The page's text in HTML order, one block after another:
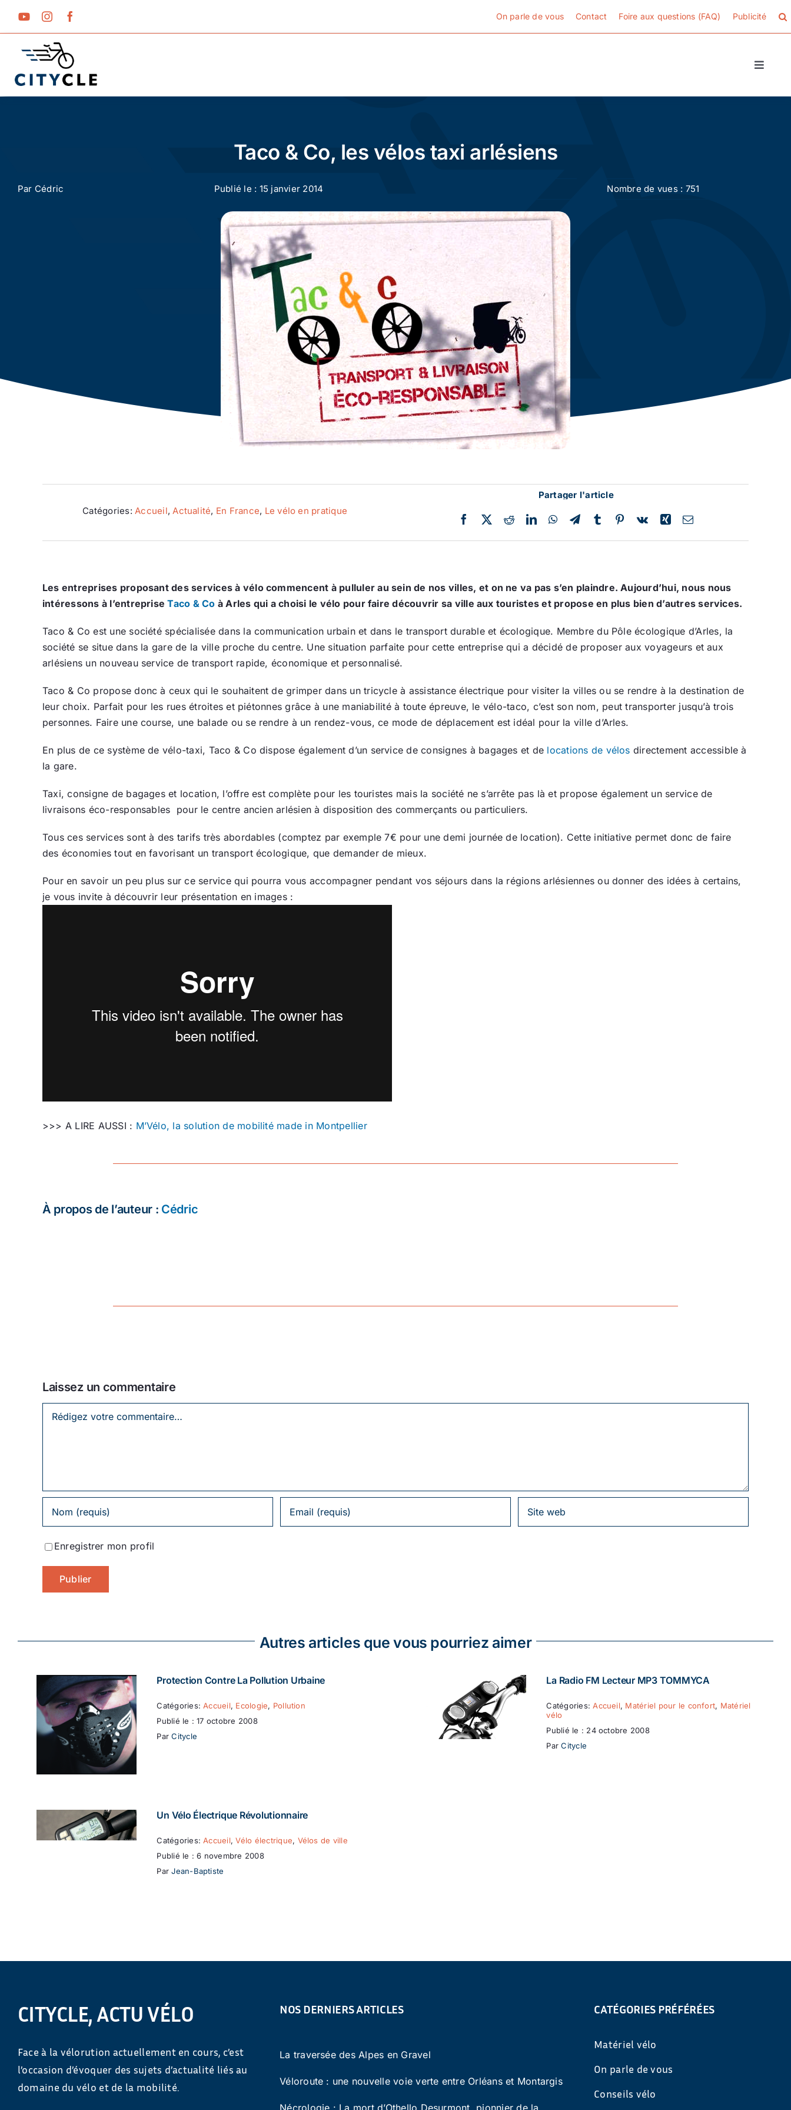
On parle de vous Contact Foire aux questions (FAQ) Publicité
Toggle
Cyclotourisme
Conseils
Actualité
Ecologie
Taco & Co, les vélos taxi arlésiens
Par Cédric Publié le : 15 janvier 2014 Nombre de vues : 751
Catégories: Accueil, Actualité, En France, Le vélo en pratique
Partager l'article
Les entreprises proposant des services à vélo commencent à pulluler au sein de nos villes, et on ne va pas s’en plaindre. Aujourd’hui, nous nous
intéressons à l’entrepriseTaco & Co à Arles qui a choisi le vélo pour faire découvrir sa ville aux touristes et propose en plus bien d’autres services.
Taco & Co est une société spécialisée dans la communication urbain et dans le transport durable et écologique. Membre du Pôle écologique d’Arles, la
société se situe dans la gare de la ville proche du centre. Une situation parfaite pour cette entreprise qui a décidé de proposer aux voyageurs et aux
arlésiens un nouveau service de transport rapide, économique et personnalisé.
Taco & Co propose donc à ceux qui le souhaitent de grimper dans un tricycle à assistance électrique pour visiter la villes ou se rendre à la destination de
leur choix. Parfait pour les rues étroites et piétonnes grâce à une maniabilité à toute épreuve, le vélo-taco, c’est son nom, peut transporter jusqu’à trois
personnes. Faire une course, une balade ou se rendre à un rendez-vous, ce mode de déplacement est idéal pour la ville d’Arles.
En plus de ce système de vélo-taxi, Taco & Co dispose également d’un service de consignes à bagages et de locations de vélos directement accessible à
la gare.
Taxi, consigne de bagages et location, l’offre est complète pour les touristes mais la société ne s’arrête pas là et propose également un service de
livraisons éco-responsables pour le centre ancien arlésien à disposition des commerçants ou particuliers.
Tous ces services sont à des tarifs très abordables (comptez par exemple 7€ pour une demi journée de location). Cette initiative permet donc de faire
des économies tout en favorisant un transport écologique, que demander de mieux.
Pour en savoir un peu plus sur ce service qui pourra vous accompagner pendant vos séjours dans la régions arlésiennes ou donner des idées à certains,
je vous invite à découvrir leur présentation en images :
>>> A LIRE AUSSI : M’Vélo, la solution de mobilité made in Montpellier
À propos de l’auteur : Cédric
Laissez un commentaire
Laissez
Enregistrer mon profil
Autres articles que vous pourriez aimer
Protection Contre La Pollution Urbaine
Catégories:Accueil, Ecologie, Pollution
Publié le : 17 octobre 2008
ParCitycle
La Radio FM Lecteur MP3 TOMMYCA
Catégories:Accueil, Matériel pour le confort, Matériel
vélo
Publié le : 24 octobre 2008
ParCitycle
Un Vélo Électrique Révolutionnaire
Catégories:Accueil,Vélo électrique, Vélos de ville
Publié le : 6 novembre 2008
ParJean-Baptiste
CITYCLE, ACTU VÉLO
Face à la vélorution actuellement en cours, c’est
l’occasion d’évoquer des sujets d’actualité liés au
domaine du vélo et de la mobilité.
NOS DERNIERS ARTICLES
La traversée des Alpes en Gravel
Véloroute : une nouvelle voie verte entre Orléans et Montargis
Nécrologie : La mort d’Othello Desurmont, pionnier de la
CATÉGORIES PRÉFÉRÉES
Matériel vélo
On parle de vous
Conseils vélo